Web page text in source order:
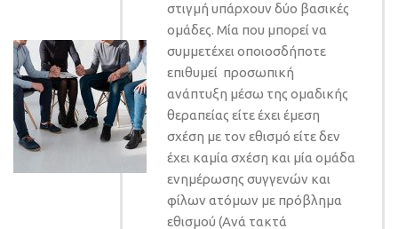
στιγμή υπάρχουν δύο βασικές
ομάδες. Μία που μπορεί να
συμμετέχει οποιοσδήποτε
επιθυμεί προσωπική
ανάπτυξη μέσω της ομαδικής
θεραπείας είτε έχει έμεση
σχέση με τον εθισμό είτε δεν
έχει καμία σχέση και μία ομάδα
ενημέρωσης συγγενών και
φίλων ατόμων με πρόβλημα
εθισμού (Ανά τακτά